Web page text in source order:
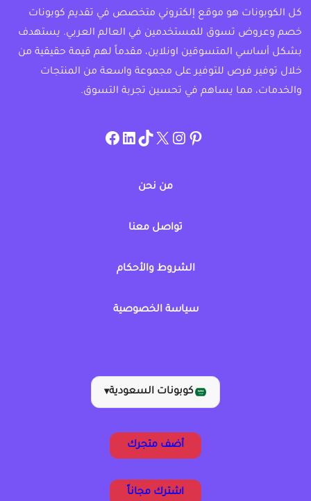
كل الكوبونات هو موقع إلكتروني متخصص في تقديم كوبونات
خصم وعروض تسوق للمستخدمين في العالم العربي. يستهدف
بشكل أساسي المتسوقين اونلاين، مقدماً لهم قيمة حقيقية من
خلال توفير فرص للتوفير على مجموعة واسعة من المنتجات
والخدمات، مما يساهم في تحسين تجربة التسوق.
pinterest
allcouponat
twitter
TikTok
linkedin
facebook
من نحن
تواصل معنا
الشروط والأحكام
سياسة الخصوصية
كوبونات السعودية▾
أضف متجرك
اشترك مجاناً